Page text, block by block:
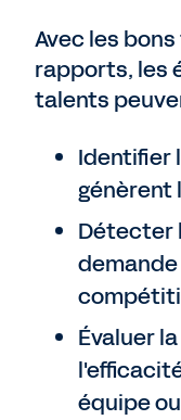
Avec les
rapports, les
talents
Identifier
génèrent
Détecter
Évaluer
équipe